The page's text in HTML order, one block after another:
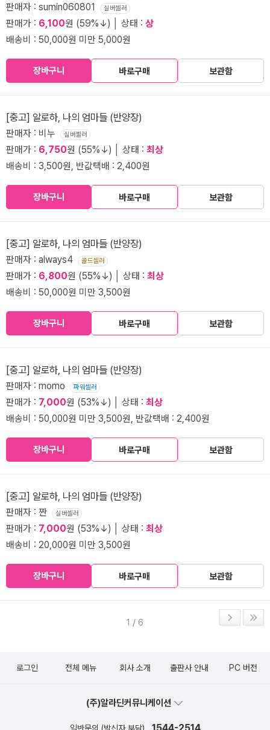
판매자 : sumin060801 실버셀러
판매가 : 6,100원 (59%↓) │ 상태 : 상
배송비 : 50,000원 미만 5,000원
장바구니 바로구매 보관함
[중고] 알로하, 나의 엄마들 (반양장)
판매자 : 비누 실버셀러
판매가 : 6,750원 (55%↓) │ 상태 : 최상
배송비 : 3,500원, 반값택배 : 2,400원
장바구니 바로구매 보관함
[중고] 알로하, 나의 엄마들 (반양장)
판매자 : always4 골드셀러
판매가 : 6,800원 (55%↓) │ 상태 : 최상
배송비 : 50,000원 미만 3,500원
장바구니 바로구매 보관함
[중고] 알로하, 나의 엄마들 (반양장)
판매자 : momo 파워셀러
판매가 : 7,000원 (53%↓) │ 상태 : 최상
배송비 : 50,000원 미만 3,500원, 반값택배 : 2,400원
장바구니 바로구매 보관함
[중고] 알로하, 나의 엄마들 (반양장)
판매자 : 짠 실버셀러
판매가 : 7,000원 (53%↓) │ 상태 : 최상
배송비 : 20,000원 미만 3,500원
장바구니 바로구매 보관함
1 / 6
로그인 전체 메뉴 회사 소개 출판사 안내 PC 버전
(주)알라딘커뮤니케이션
일반문의 (발신자 부담) 1544-2514